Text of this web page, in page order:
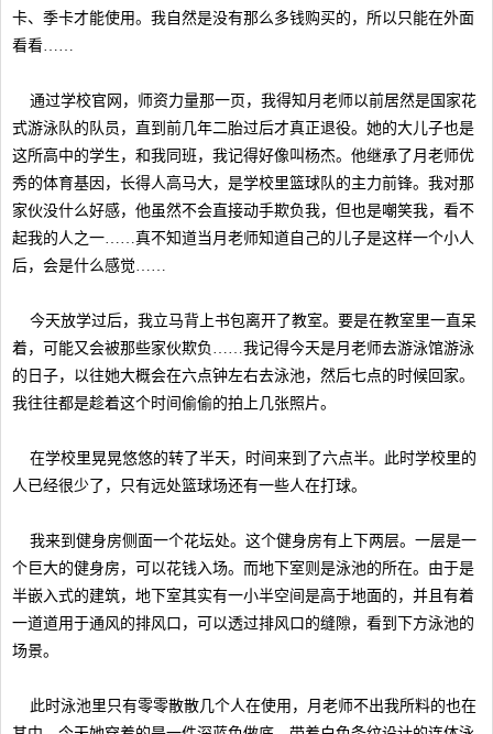
卡、季卡才能使用。我自然是没有那么多钱购买的，所以只能在外面
看看……
通过学校官网，师资力量那一页，我得知月老师以前居然是国家花
式游泳队的队员，直到前几年二胎过后才真正退役。她的大儿子也是
这所高中的学生，和我同班，我记得好像叫杨杰。他继承了月老师优
秀的体育基因，长得人高马大，是学校里篮球队的主力前锋。我对那
家伙没什么好感，他虽然不会直接动手欺负我，但也是嘲笑我，看不
起我的人之一……真不知道当月老师知道自己的儿子是这样一个小人
后，会是什么感觉……
今天放学过后，我立马背上书包离开了教室。要是在教室里一直呆
着，可能又会被那些家伙欺负……我记得今天是月老师去游泳馆游泳
的日子，以往她大概会在六点钟左右去泳池，然后七点的时候回家。
我往往都是趁着这个时间偷偷的拍上几张照片。
在学校里晃晃悠悠的转了半天，时间来到了六点半。此时学校里的
人已经很少了，只有远处篮球场还有一些人在打球。
我来到健身房侧面一个花坛处。这个健身房有上下两层。一层是一
个巨大的健身房，可以花钱入场。而地下室则是泳池的所在。由于是
半嵌入式的建筑，地下室其实有一小半空间是高于地面的，并且有着
一道道用于通风的排风口，可以透过排风口的缝隙，看到下方泳池的
场景。
此时泳池里只有零零散散几个人在使用，月老师不出我所料的也在